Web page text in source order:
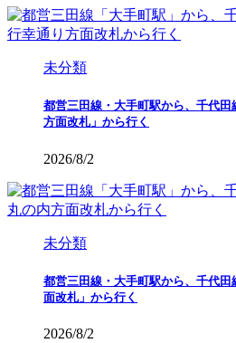
未分類
都営三田線・大手町駅から、千代
方面改札」から行く
2026/8/2
未分類
都営三田線・大手町駅から、千代
面改札」から行く
2026/8/2